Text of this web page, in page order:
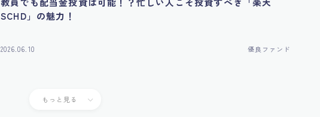
SCHD」の魅力！
2026.06.10 優良ファンド
もっと見る